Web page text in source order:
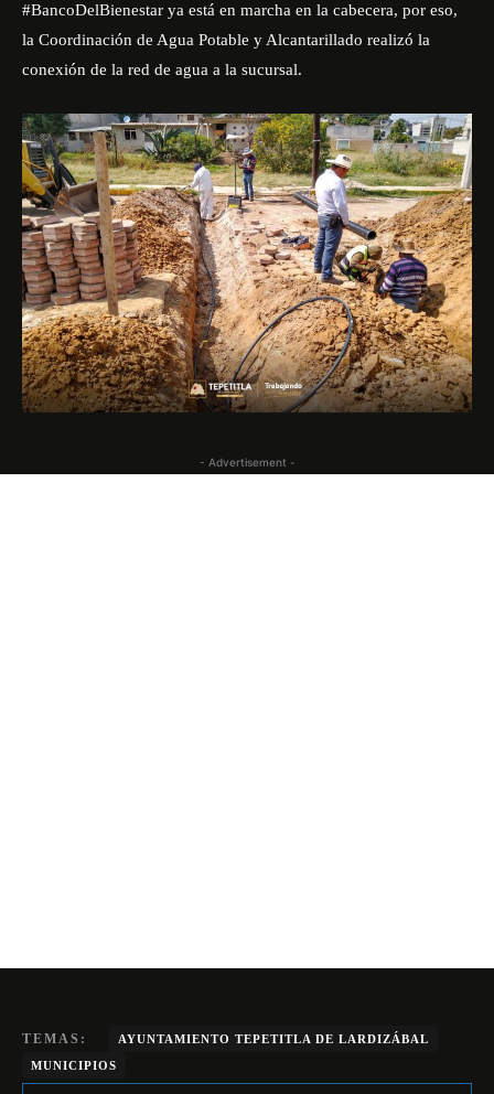
#BancoDelBienestar ya está en marcha en la cabecera, por eso,
la Coordinación de Agua Potable y Alcantarillado realizó la
conexión de la red de agua a la sucursal.
- Advertisement -
TEMAS:
AYUNTAMIENTO TEPETITLA DE LARDIZÁBAL
MUNICIPIOS